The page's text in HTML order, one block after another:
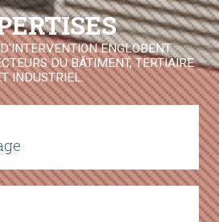
ENGLOBENT
DU BÂTIMENT, TERTIAIRE
INDUSTRIEL.